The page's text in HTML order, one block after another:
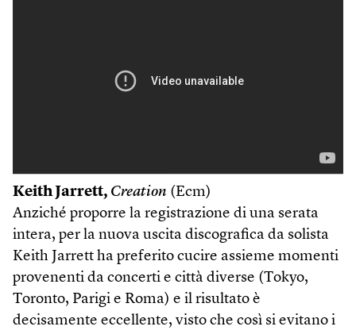
Keith Jarrett, Creation (Ecm)
Anziché proporre la registrazione di una serata
intera, per la nuova uscita discografica da solista
Keith Jarrett ha preferito cucire assieme momenti
provenenti da concerti e città diverse (Tokyo,
Toronto, Parigi e Roma) e il risultato è
decisamente eccellente, visto che così si evitano i